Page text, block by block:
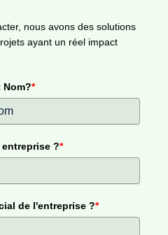
nous avons des solutions
ayant un réel impact
Nom?*
?*
de l'entreprise ?*